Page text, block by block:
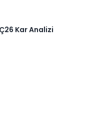
Kar Analizi